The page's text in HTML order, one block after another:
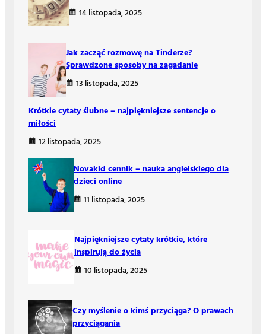
14 listopada, 2025
Jak zacząć rozmowę na Tinderze?
Sprawdzone sposoby na zagadanie
13 listopada, 2025
Krótkie cytaty ślubne – najpiękniejsze sentencje o
miłości
12 listopada, 2025
Novakid cennik – nauka angielskiego dla
dzieci online
11 listopada, 2025
Najpiękniejsze cytaty krótkie, które
inspirują do życia
10 listopada, 2025
Czy myślenie o kimś przyciąga? O prawach
przyciągania